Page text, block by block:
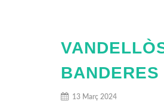
13 Març 2024